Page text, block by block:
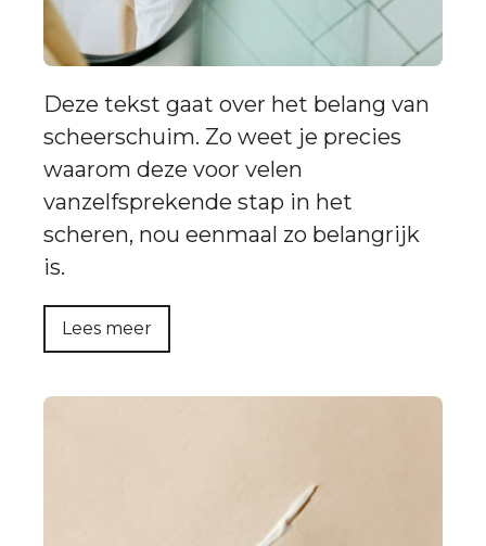
Deze tekst gaat over het belang van
scheerschuim. Zo weet je precies
waarom deze voor velen
vanzelfsprekende stap in het
scheren, nou eenmaal zo belangrijk
is.
Lees meer